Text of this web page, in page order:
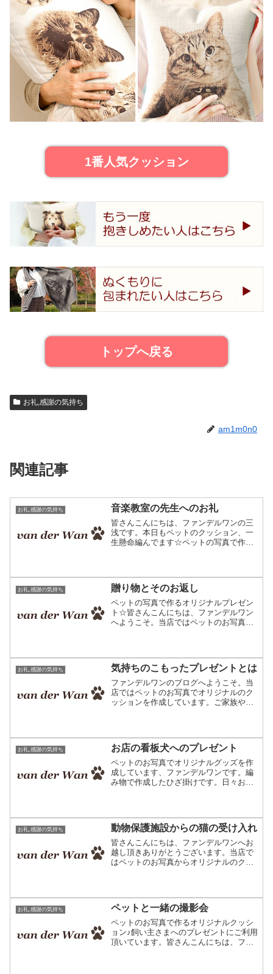
1番人気クッション
トップへ戻る
お礼,感謝の気持ち
am1m0n0
関連記事
お礼,感謝の気持ち 音楽教室の先生へのお礼
皆さんこんにちは、ファンデルワンの三
浅です。本日もペットのクッション、一
生懸命編んでます☆ペットの写真で作る
ひざ掛けなどを作成してい...
お礼,感謝の気持ち 贈り物とそのお返し
ペットの写真で作るオリジナルプレゼン
ト☆皆さんこんにちは、ファンデルワン
へようこそ。当店ではペットのお写真で
用いただいています。さて...
お礼,感謝の気持ち 気持ちのこもったプレゼントとは
ファンデルワンのブログへようこそ。当
店ではペットのお写真でオリジナルのク
ッションを作成しています。ご家族や飼
の商品を作成しているから...
お礼,感謝の気持ち お店の看板犬へのプレゼント
ペットのお写真でオリジナルグッズを作
成しています、ファンデルワンです。編
み物で作成したひざ掛けです。日々お客
な用途でご利用になられてい...
お礼,感謝の気持ち 動物保護施設からの猫の受け入れ
皆さんこんにちは、ファンデルワンへお
越し頂きありがとうございます。当店で
はペットのお写真からオリジナルのクッ
ですが、このたびもう一匹...
お礼,感謝の気持ち ペットと一緒の撮影会
ペットのお写真で作るオリジナルクッシ
ョン♪飼い主さまへのプレゼントにご利用
頂いています。皆さんこんにちは、ファ